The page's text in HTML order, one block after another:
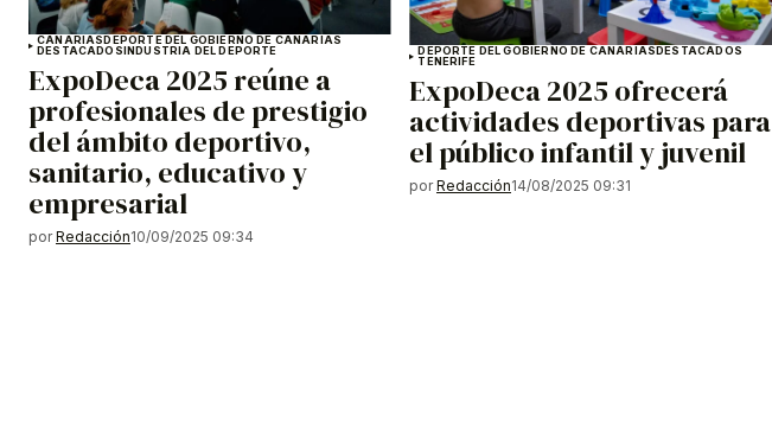
CANARIASDEPORTE DEL GOBIERNO DE CANARIAS
DESTACADOSINDUSTRIA DEL DEPORTE
ExpoDeca 2025 reúne a
profesionales de prestigio
del ámbito deportivo,
sanitario, educativo y
empresarial
por Redacción10/09/2025 09:34
DEPORTE DEL GOBIERNO DE CANARIASDESTACADOS
TENERIFE
ExpoDeca 2025 ofrecerá
actividades deportivas para
el público infantil y juvenil
por Redacción14/08/2025 09:31